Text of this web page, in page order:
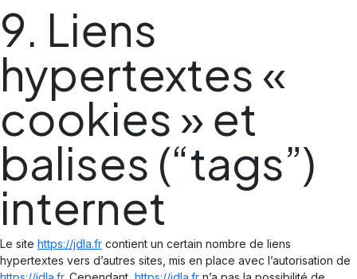
9. Liens
hypertextes «
cookies » et
balises (“tags”)
internet
Le site https://jdla.fr contient un certain nombre de liens
hypertextes vers d’autres sites, mis en place avec l’autorisation de